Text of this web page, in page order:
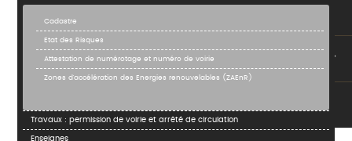
Cadastre
Etat des Risques
Attestation de numérotage et numéro de voirie
Zones d'accélération des Energies renouvelables (ZAEnR)
Travaux : permission de voirie et arrêté de circulation
Enseignes